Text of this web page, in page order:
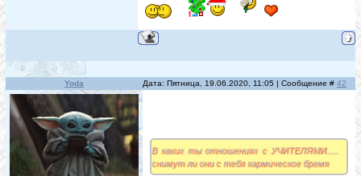
Yoda Дата: Пятница, 19.06.2020, 11:05 | Сообщение # 42
В каких ты отношениях с УЧИТЕЛЯМИ.....
снимут ли они с тебя кармическое бремя